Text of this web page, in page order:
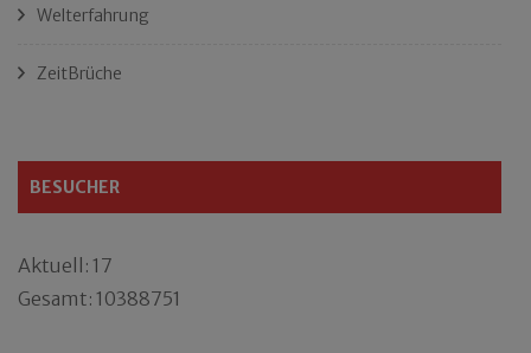
Welterfahrung
ZeitBrüche
BESUCHER
Aktuell: 17
Gesamt: 10388751